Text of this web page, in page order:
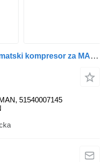
Knorr-Bremse LS3907 pneumatski kompresor za MAN TGX TGS kamiona
51540007145